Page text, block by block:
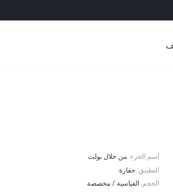
اسم الجزء: من خلال بولت
التطبيق: حفارة
الحجم: القياسية / مخصصة